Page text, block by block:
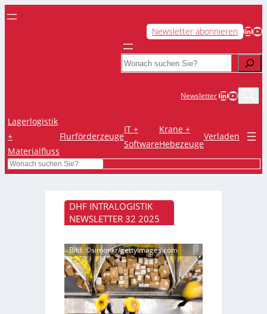
Newsletter abonnieren LinkedIn YouTube
Search
NewsletterLinkedIn
Lagerlogistik
+
Materialfluss
Flurförderzeuge
IT +
Software
Krane +
Hebezeuge
Verladen
Search
DHF INTRALOGISTIK
NEWSLETTER 32 2025
Bild: ©simonkr/gettyimages.com